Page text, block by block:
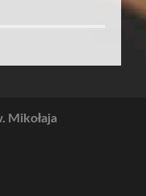
Mikołaja